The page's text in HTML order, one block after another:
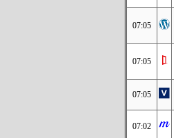
07:05
07:05
07:05
07:02